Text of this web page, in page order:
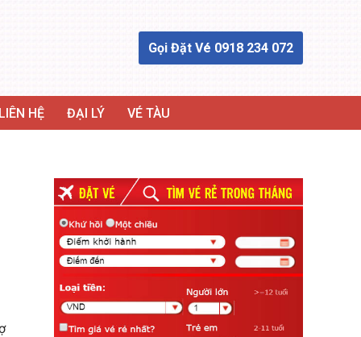
Gọi Đặt Vé 0918 234 072
HỆ ĐẠI LÝ VÉ TÀU